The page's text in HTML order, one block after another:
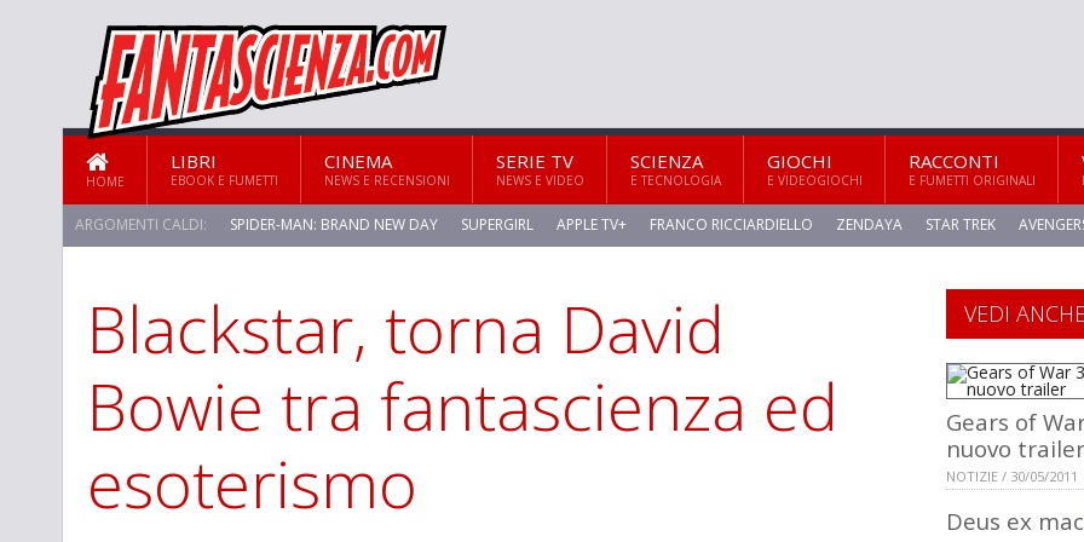
HOME
LIBRI
EBOOK E FUMETTI
CINEMA
NEWS E RECENSIONI
SERIE TV
NEWS E VIDEO
SCIENZA
E TECNOLOGIA
GIOCHI
E VIDEOGIOCHI
RACCONTI
E FUMETTI ORIGINALI
ARGOMENTI CALDI: SPIDER-MAN: BRAND NEW DAY SUPERGIRL APPLE TV+ FRANCO RICCIARDIELLO ZENDAYA STAR TREK
Blackstar, torna David
Bowie tra fantascienza ed
esoterismo
VEDI ANCHE
Gears of
nuovo trailer
NOTIZIE / 30/05/2011
Deus ex